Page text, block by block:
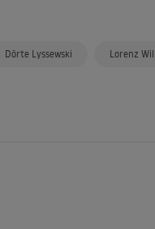
Dörte Lyssewski Lorenz